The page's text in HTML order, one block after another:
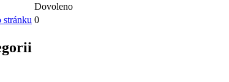
Dovoleno
stránku 0